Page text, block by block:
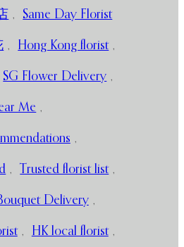
, Same Day Florist
, Hong Kong florist ,
SG Flower Delivery ,
Me ,
,
, Trusted florist list ,
Delivery ,
, HK local florist ,